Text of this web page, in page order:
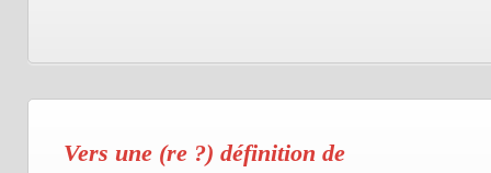
Vers une (re ?) définition de